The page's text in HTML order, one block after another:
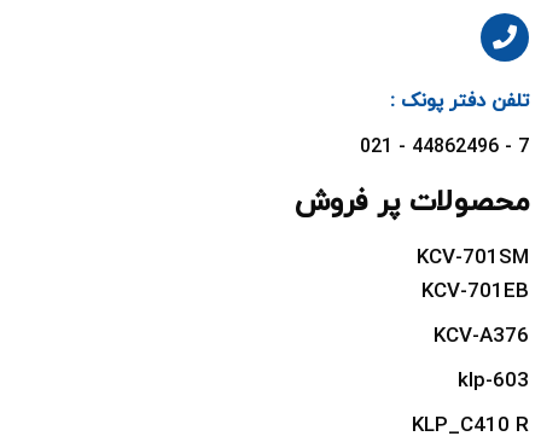
تلفن دفتر پونک :
7 - 44862496 - 021
محصولات پر فروش
KCV-701SM
KCV-701EB
KCV-A376
klp-603
KLP_C410 R